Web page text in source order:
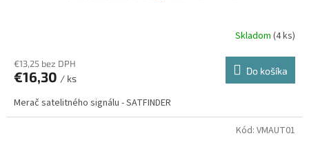
Skladom (4 ks)
€13,25 bez DPH
€16,30 / ks
Do košíka
Merač satelitného signálu - SATFINDER
Kód: VMAUT01